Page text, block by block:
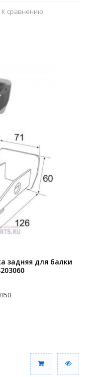
К сравнению
задняя для балки